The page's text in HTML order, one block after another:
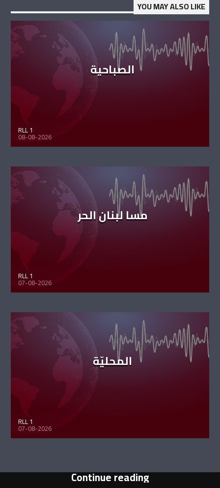
YOU MAY ALSO LIKE
الصباحية
RLL 1
08-08-2026
مسا لبنان الحر
RLL 1
07-08-2026
المحليّة
RLL 1
07-08-2026
Continue reading